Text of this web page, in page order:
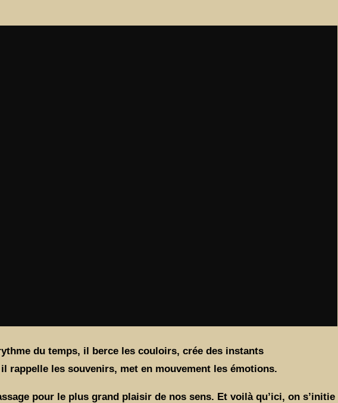
du temps, il berce les couloirs, crée des instants
rappelle les souvenirs, met en mouvement les émotions.
pour le plus grand plaisir de nos sens. Et voilà qu’ici, on s’initie